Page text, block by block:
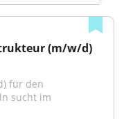
(m/w/d)
für den
sucht im